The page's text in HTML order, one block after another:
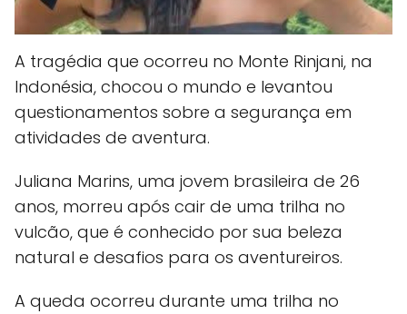
A tragédia que ocorreu no Monte Rinjani, na
Indonésia, chocou o mundo e levantou
questionamentos sobre a segurança em
atividades de aventura.
Juliana Marins, uma jovem brasileira de 26
anos, morreu após cair de uma trilha no
vulcão, que é conhecido por sua beleza
natural e desafios para os aventureiros.
A queda ocorreu durante uma trilha no